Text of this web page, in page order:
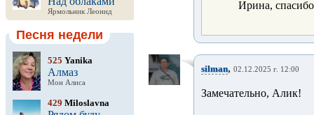
Ярмольник Леонид
Песня недели
525 Yanika
Алмаз
Мон Алиса
429 Miloslavna
Ирина,
silman, 02.12.2025 г. 12:00
Замечательно, Алик!